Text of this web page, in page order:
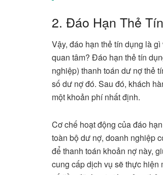
2. Đáo Hạn Thẻ
Vậy, đáo hạn thẻ tín dụng là
quan tâm? Đáo hạn thẻ tín
nghiệp) thanh toán dư nợ thẻ
số dư nợ đó. Sau đó, khách
một khoản phí nhất định.
Cơ chế hoạt động của đáo
toàn bộ dư nợ, doanh nghiệp
để thanh toán khoản nợ này,
cung cấp dịch vụ sẽ thực hiện